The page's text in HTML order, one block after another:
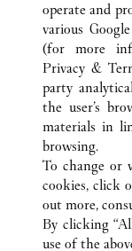
所有卡地亚精品
顾客关怀
卡地亚公司
operate and
various
(for more
Privacy &
party
the user’s
materials in
browsing.
To change or
cookies, click
out more,
By clicking
use of the